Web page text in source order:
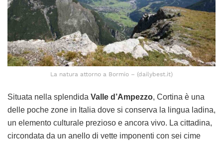
La natura attorno a Bormio – (dailybest.it)
Situata nella splendida Valle d’Ampezzo, Cortina è una
delle poche zone in Italia dove si conserva la lingua ladina,
un elemento culturale prezioso e ancora vivo. La cittadina,
circondata da un anello di vette imponenti con sei cime